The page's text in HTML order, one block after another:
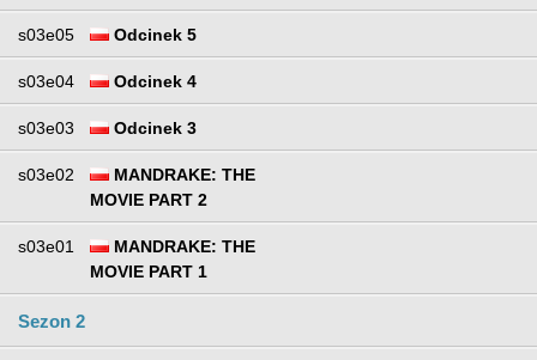
s03e05 Odcinek 5
s03e04 Odcinek 4
s03e03 Odcinek 3
s03e02
MANDRAKE: THE
MOVIE PART 2
s03e01
MANDRAKE: THE
MOVIE PART 1
Sezon 2